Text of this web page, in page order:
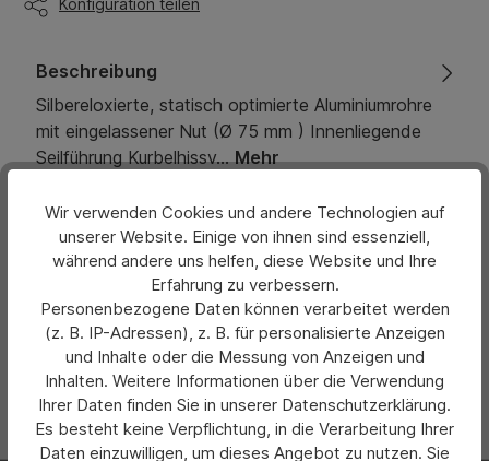
Beschreibung
Silbereloxierte, statisch optimierte Aluminiumrohre
mit eingelassener Nut (Ø 75 mm ) Innenliegende
Seilführung Kurbelhissv…Mehr
Eigenschaften
Bewertungen
Hersteller
Wir verwenden Cookies und andere Technologien auf
unserer Website. Einige von ihnen sind essenziell,
während andere uns helfen, diese Website und Ihre
Erfahrung zu verbessern.
Personenbezogene Daten können verarbeitet werden
(z. B. IP-Adressen), z. B. für personalisierte Anzeigen
und Inhalte oder die Messung von Anzeigen und
Inhalten. Weitere Informationen über die Verwendung
Ihrer Daten finden Sie in unserer Datenschutzerklärung.
Es besteht keine Verpflichtung, in die Verarbeitung Ihrer
Daten einzuwilligen, um dieses Angebot zu nutzen. Sie